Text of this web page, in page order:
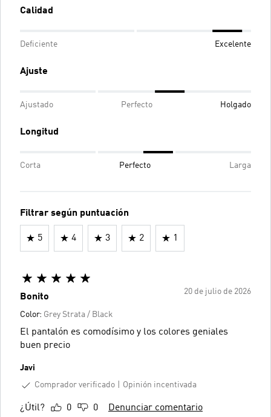
Calidad
Deficiente Excelente
Ajuste
Ajustado Perfecto Holgado
Longitud
Corta Perfecto Larga
Filtrar según puntuación
5 4 3 2 1
20 de julio de 2026
Bonito
Color: Grey Strata / Black
El pantalón es comodísimo y los colores geniales
buen precio
Javi
Comprador verificado
Opinión incentivada
¿Útil? 0 0 Denunciar comentario